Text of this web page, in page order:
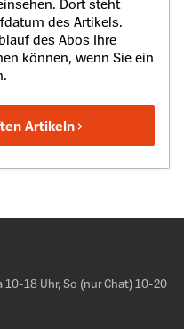
Dort steht
des Artikels.
des Abos Ihre
können, wenn Sie ein
Artikeln
18 Uhr, So (nur Chat) 10-20